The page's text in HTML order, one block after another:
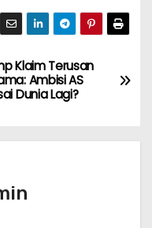
Klaim Terusan
Ambisi AS
Dunia Lagi?